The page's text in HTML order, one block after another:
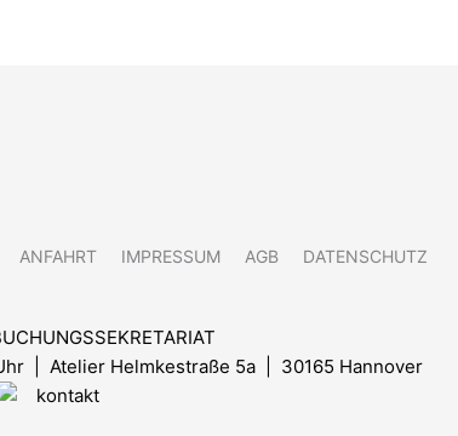
ANFAHRT IMPRESSUM AGB DATENSCHUTZ
| Atelier Helmkestraße 5a | 30165 Hannover